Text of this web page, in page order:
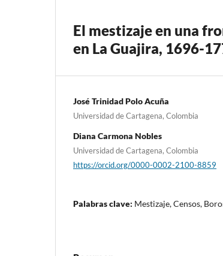
El mestizaje en una
en La Guajira, 1696-
José Trinidad Polo Acuña
Universidad de Cartagena, Colombia
Diana Carmona Nobles
Universidad de Cartagena, Colombia
https://orcid.org/0000-0002-2100-8859
Palabras clave: Mestizaje, Censos,